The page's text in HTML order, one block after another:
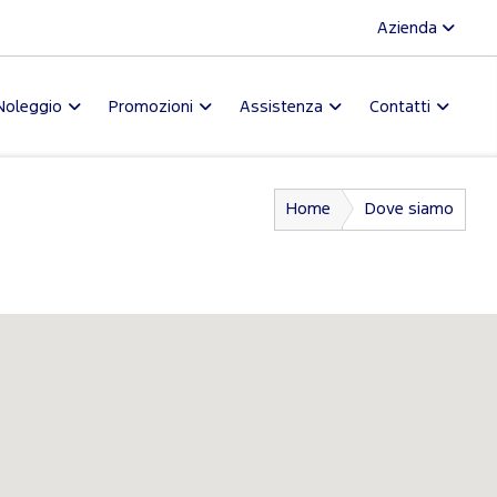
Azienda
Promozioni Assistenza Contatti
Home Dove siamo